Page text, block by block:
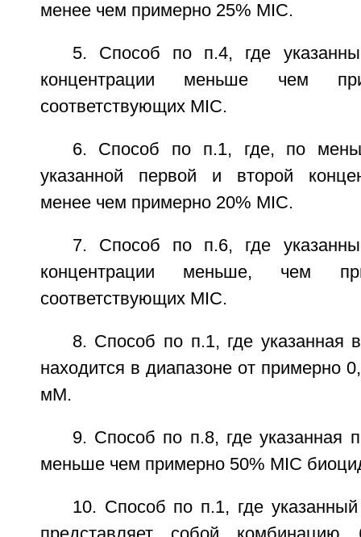
менее чем примерно 25% MIC.
5. Способ по п.4, где
концентрации меньше чем
соответствующих MIC.
6. Способ по п.1, где, по
указанной первой и второй
менее чем примерно 20% MIC.
7. Способ по п.6, где
концентрации меньше, чем
соответствующих MIC.
8. Способ по п.1, где указанная
находится в диапазоне от примерно
мМ.
9. Способ по п.8, где указанная
меньше чем примерно 50% MIC
10. Способ по п.1, где